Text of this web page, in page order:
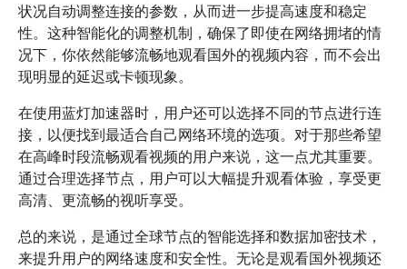
状况自动调整连接的参数，从而进一步提高速度和稳定
性。这种智能化的调整机制，确保了即使在网络拥堵的情
况下，你依然能够流畅地观看国外的视频内容，而不会出
现明显的延迟或卡顿现象。
在使用蓝灯加速器时，用户还可以选择不同的节点进行连
接，以便找到最适合自己网络环境的选项。对于那些希望
在高峰时段流畅观看视频的用户来说，这一点尤其重要。
通过合理选择节点，用户可以大幅提升观看体验，享受更
高清、更流畅的视听享受。
总的来说，是通过全球节点的智能选择和数据加密技术，
来提升用户的网络速度和安全性。无论是观看国外视频还